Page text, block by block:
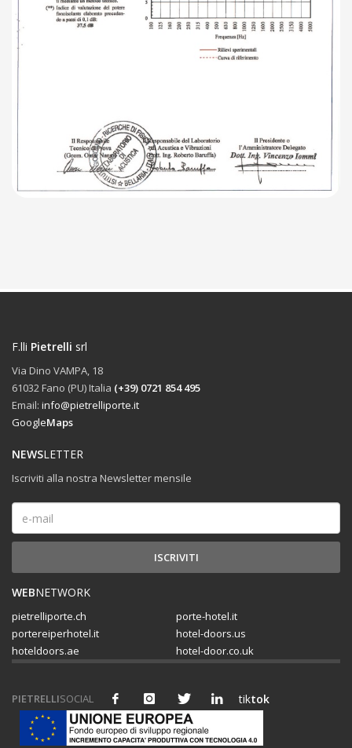
F.lli Pietrelli srl
Via Dino VAMPA, 18
61032 Fano (PU) Italia (+39) 0721 854 495
Email: info@pietrelliporte.it
GoogleMaps
NEWSLETTER
Iscriviti alla nostra Newsletter mensile
WEBNETWORK
pietrelliporte.ch
porte-hotel.it
portereiperhotel.it
hotel-doors.us
hoteldoors.ae
hotel-door.co.uk
PIETRELLISOCIAL tiktok